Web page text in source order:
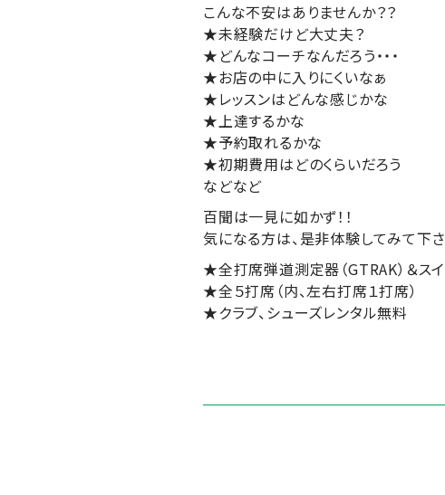
こんな不安はありませんか？？
★未経験だけど大丈夫？
★どんなコーチなんだろう・・・
★お店の中に入りにくいなぁ
★レッスンはどんな感じかな
★上達するかな
★予約取れるかな
★初期費用はどのくらいだろう
などなど
百聞は一見に如かず！！
気になる方は、是非体験してみて下さ
★全打席弾道測定器（GTRAK）＆ス
★全５打席（内、左右打席１打席）
★クラブ、シューズレンタル無料